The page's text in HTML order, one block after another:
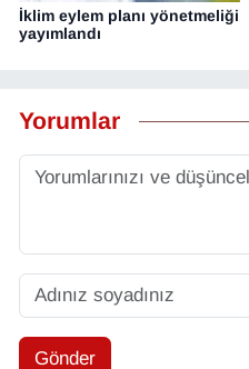
İklim eylem planı yönetmeliği
yayımlandı
Yorumlar
Gönder